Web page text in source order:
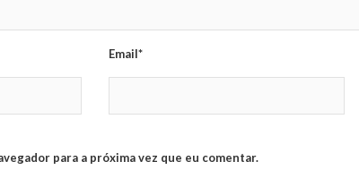
Email*
para a próxima vez que eu comentar.